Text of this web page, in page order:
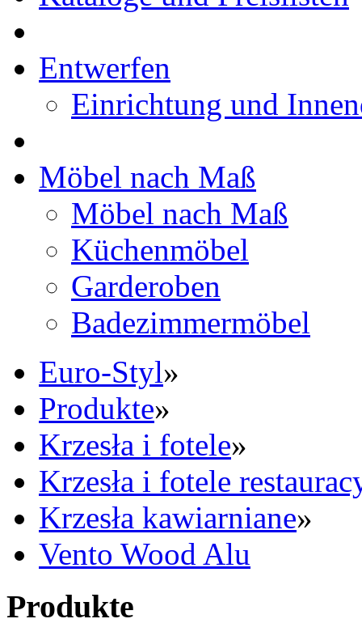
Entwerfen
Einrichtung und
Möbel nach Maß
Möbel nach Maß
Küchenmöbel
Garderoben
Badezimmermöbel
Euro-Styl»
Produkte»
Krzesła i fotele»
Krzesła i fotele
Krzesła kawiarniane»
Vento Wood Alu
Produkte